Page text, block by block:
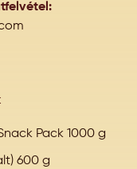
Pack 1000 g
600 g